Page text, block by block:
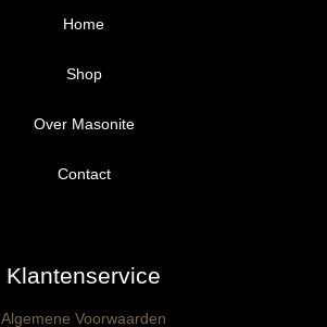
Home
Shop
Alle producten
Proefpakket
3mm dik
Kant-en-Klaar panelen
Over Masonite
Contact
Klantenservice
Algemene Voorwaarden